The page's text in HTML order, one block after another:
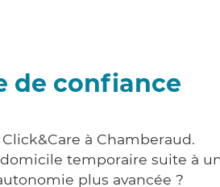
de confiance
à Chamberaud.
temporaire suite à
plus avancée ?